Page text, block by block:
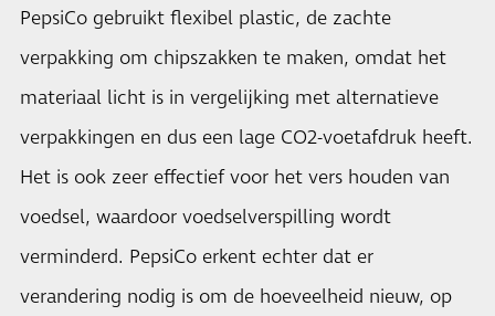
PepsiCo gebruikt flexibel plastic, de zachte
verpakking om chipszakken te maken, omdat het
materiaal licht is in vergelijking met alternatieve
verpakkingen en dus een lage CO2-voetafdruk heeft.
Het is ook zeer effectief voor het vers houden van
voedsel, waardoor voedselverspilling wordt
verminderd. PepsiCo erkent echter dat er
verandering nodig is om de hoeveelheid nieuw, op